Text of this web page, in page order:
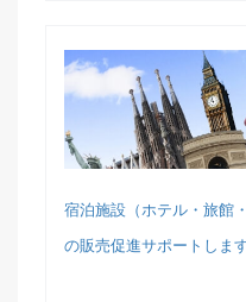
宿泊施設（ホテル・旅館
の販売促進サポートします